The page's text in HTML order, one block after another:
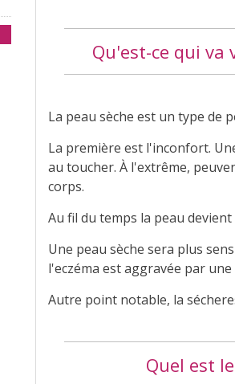
Qu'est-ce qui va
La peau sèche est un type de
La première est l'inconfort.
au toucher. À l'extrême,
corps.
Au fil du temps la peau
Une peau sèche sera plus
l'eczéma est aggravée par
Autre point notable, la
Quel est